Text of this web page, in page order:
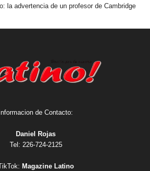
la advertencia de un profesor de Cambridge
Informacion de Contacto:
Daniel Rojas
Tel: 226-724-2125
Magazine Latino